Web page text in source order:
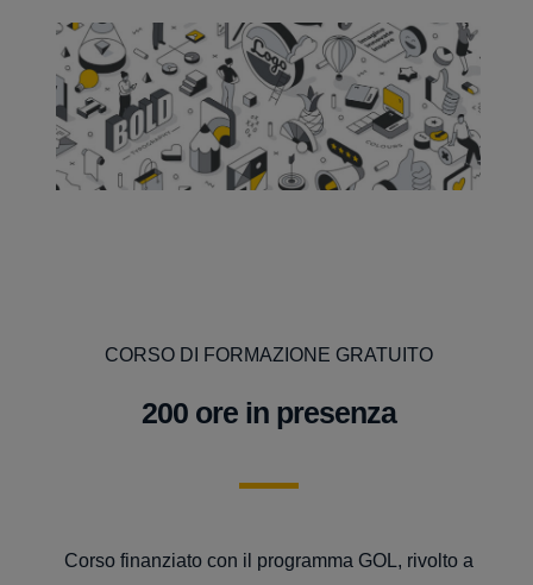
CORSO DI FORMAZIONE GRATUITO
200 ore in presenza
Corso finanziato con il programma GOL, rivolto a